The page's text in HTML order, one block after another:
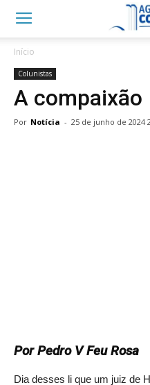
Início
Colunistas
A compaixão
Por Notícia - 25 de junho de 2024
Por Pedro V Feu Rosa
Dia desses li que um juiz de